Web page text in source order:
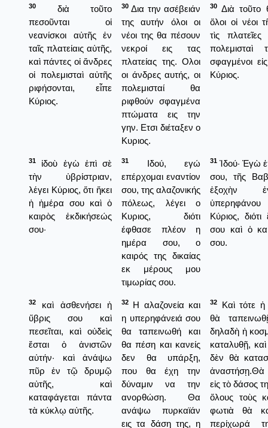
30
διὰ τοῦτο
πεσοῦνται οἱ
νεανίσκοι αὐτῆς ἐν
ταῖς πλατείαις αὐτῆς,
καὶ πάντες οἱ ἄνδρες
οἱ πολεμισταὶ αὐτῆς
ριφήσονται, εἶπε
Κύριος.
30 Δια την ασέβειάν
της αυτήν όλοι οι
νέοι της θα πέσουν
νεκροί εις τας
πλατείας της. Ολοι
οι άνδρες αυτής, οι
πολεμισταί θα
ριφθούν σφαγμένα
πτώματα εις την
γην. Ετσι διέταξεν ο
Κυριος.
30 Διὰ τοῦτο
ὅλοι οἱ νέοι
τὶς
σφαγμένοι
Κύριος.
31
ἰδοὺ ἐγὼ ἐπὶ σὲ
τὴν ὑβρίστριαν,
λέγει Κύριος, ὅτι ἥκει
ἡ ἡμέρα σου καὶ ὁ
καιρὸς ἐκδικήσεώς
σου·
31
Ιδού, εγώ
επέρχομαι εναντίον
σου, της αλαζονικής
πόλεως, λέγει ο
Κυριος, διότι
έφθασε πλέον η
ημέρα σου, ο
καιρός της δικαίας
εκ μέρους μου
τιμωρίας σου.
31 Ἰδού· Ἐγὼ
σου, τῆς
ἐξοχὴν
ὑπερηφάνου
Κύριος,
σου καὶ ὁ
σου.
32
καὶ ἀσθενήσει ἡ
ὕβρις σου καὶ
πεσεῖται, καὶ οὐδεὶς
ἔσται ὁ ἀνιστῶν
αὐτήν· καὶ ἀνάψω
πῦρ ἐν τῷ δρυμῷ
αὐτῆς, καὶ
καταφάγεται πάντα
τὰ κύκλῳ αὐτῆς.
32
Η αλαζονεία και
η υπερηφάνειά σου
θα ταπεινωθή και
θα πέση και κανείς
δεν θα υπάρξη,
που θα έχη την
δύναμιν να την
ανορθώση. Θα
ανάψω πυρκαϊάν
εις τα δάση της, η
32
Καὶ τότε
θὰ
δηλαδὴ ἡ
καταλυθῇ,
δὲν θὰ
εἰς τὸ δάσος
ὅλους τοὺς
φωτιὰ θὰ
περίχωρά